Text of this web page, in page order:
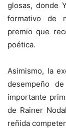
glosas, donde
formativo de
premio que
poética.
Asimismo, la
desempeño
importante
de Rainer
reñida